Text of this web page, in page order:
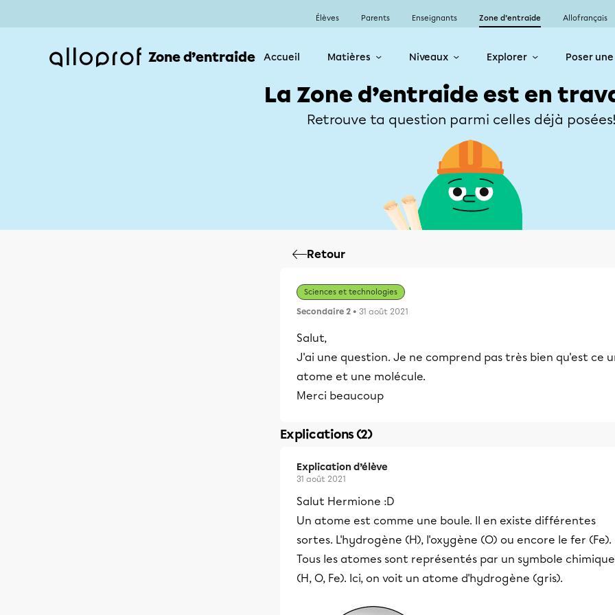
Élèves Parents Enseignants Zone d’entraide Allofrançais
Zone d’entraide Accueil Matières Niveaux Explorer Poser
La Zone d’entraide est en
Retrouve ta question parmi celles déjà
Retour
Sciences et technologies
Secondaire 2 • 31 août 2021
Salut,
J'ai une question. Je ne comprend pas très bien qu'est ce
atome et une molécule.
Merci beaucoup
Explications (2)
Explication d’élève
31 août 2021
Salut Hermione :D
Un atome est comme une boule. Il en existe différentes
sortes. L'hydrogène (H), l'oxygène (O) ou encore le fer (Fe).
Tous les atomes sont représentés par un symbole chimique
(H, O, Fe). Ici, on voit un atome d'hydrogène (gris).